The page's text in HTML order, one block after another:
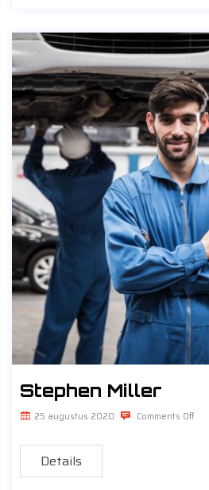
Stephen Miller
25 augustus 2020 Comments Off
Details